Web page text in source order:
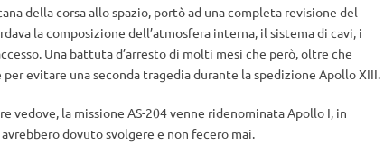
della corsa allo spazio, portò ad una completa revisione del
la composizione dell’atmosfera interna, il sistema di cavi, i
Una battuta d’arresto di molti mesi che però, oltre che
evitare una seconda tragedia durante la spedizione Apollo XIII.
vedove, la missione AS-204 venne ridenominata Apollo I, in
dovuto svolgere e non fecero mai.